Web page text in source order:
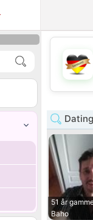
51 år
Baho